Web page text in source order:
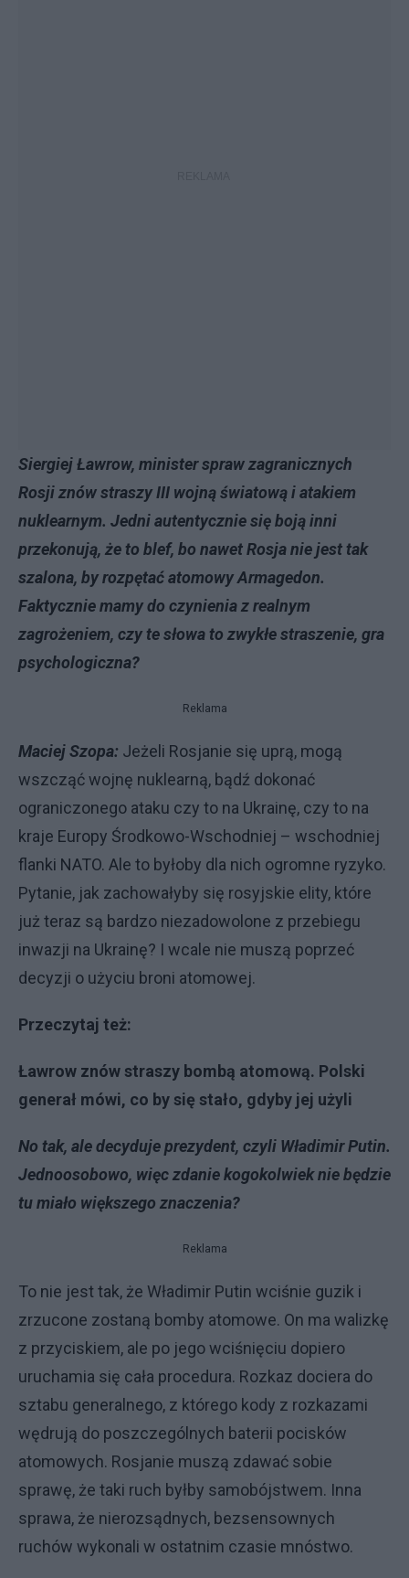
Siergiej Ławrow, minister spraw zagranicznych
Rosji znów straszy III wojną światową i atakiem
nuklearnym. Jedni autentycznie się boją inni
przekonują, że to blef, bo nawet Rosja nie jest tak
szalona, by rozpętać atomowy Armagedon.
Faktycznie mamy do czynienia z realnym
zagrożeniem, czy te słowa to zwykłe straszenie, gra
psychologiczna?
Reklama
Maciej Szopa: Jeżeli Rosjanie się uprą, mogą
wszcząć wojnę nuklearną, bądź dokonać
ograniczonego ataku czy to na Ukrainę, czy to na
kraje Europy Środkowo-Wschodniej – wschodniej
flanki NATO. Ale to byłoby dla nich ogromne ryzyko.
Pytanie, jak zachowałyby się rosyjskie elity, które
już teraz są bardzo niezadowolone z przebiegu
inwazji na Ukrainę? I wcale nie muszą poprzeć
decyzji o użyciu broni atomowej.
Przeczytaj też:
Ławrow znów straszy bombą atomową. Polski
generał mówi, co by się stało, gdyby jej użyli
No tak, ale decyduje prezydent, czyli Władimir Putin.
Jednoosobowo, więc zdanie kogokolwiek nie będzie
tu miało większego znaczenia?
Reklama
To nie jest tak, że Władimir Putin wciśnie guzik i
zrzucone zostaną bomby atomowe. On ma walizkę
z przyciskiem, ale po jego wciśnięciu dopiero
uruchamia się cała procedura. Rozkaz dociera do
sztabu generalnego, z którego kody z rozkazami
wędrują do poszczególnych baterii pocisków
atomowych. Rosjanie muszą zdawać sobie
sprawę, że taki ruch byłby samobójstwem. Inna
sprawa, że nierozsądnych, bezsensownych
ruchów wykonali w ostatnim czasie mnóstwo.